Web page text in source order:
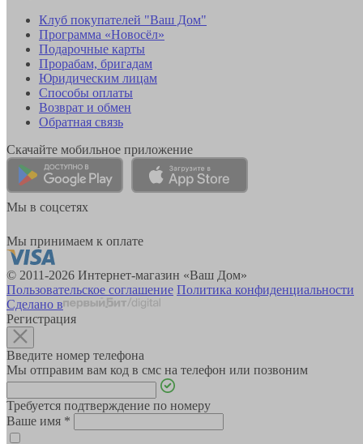
Клуб покупателей "Ваш Дом"
Программа «Новосёл»
Подарочные карты
Прорабам, бригадам
Юридическим лицам
Способы оплаты
Возврат и обмен
Обратная связь
Скачайте мобильное приложение
Мы в соцсетях
Мы принимаем к оплате
© 2011-2026 Интернет-магазин «Ваш Дом»
Пользовательское соглашение Политика конфиденциальности
Сделано в
Регистрация
Введите номер телефона
Мы отправим вам код в смс на телефон или позвоним
Требуется подтверждение по номеру
Ваше имя *